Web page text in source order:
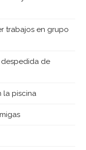
trabajos en grupo
despedida de
la piscina